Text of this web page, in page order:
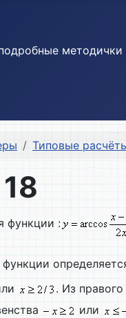
Типовые
функции :
. Из
или